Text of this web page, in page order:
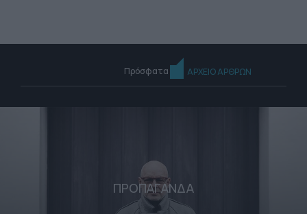
Πρόσφατα ΑΡΧΕΙΟ ΑΡΘΡΩΝ
ΠΡΟΠΑΓΑΝΔΑ